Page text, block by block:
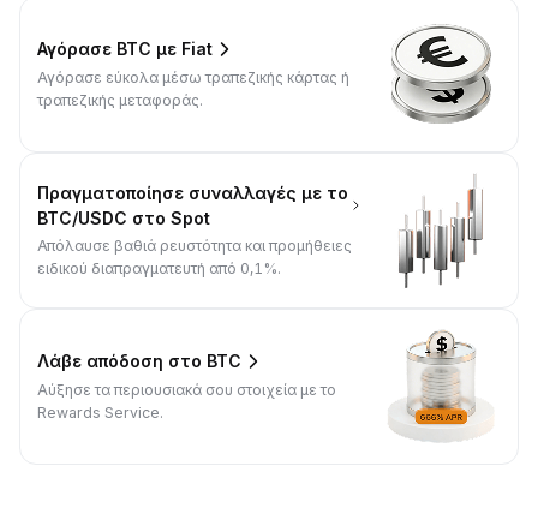
Αγόρασε BTC με Fiat
Αγόρασε εύκολα μέσω τραπεζικής κάρτας ή
τραπεζικής μεταφοράς.
Πραγματοποίησε συναλλαγές με το
BTC/USDC στο Spot
Απόλαυσε βαθιά ρευστότητα και προμήθειες
ειδικού διαπραγματευτή από 0,1%.
Λάβε απόδοση στο BTC
Αύξησε τα περιουσιακά σου στοιχεία με το
Rewards Service.